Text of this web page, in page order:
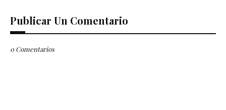
Publicar Un Comentario
0 Comentarios